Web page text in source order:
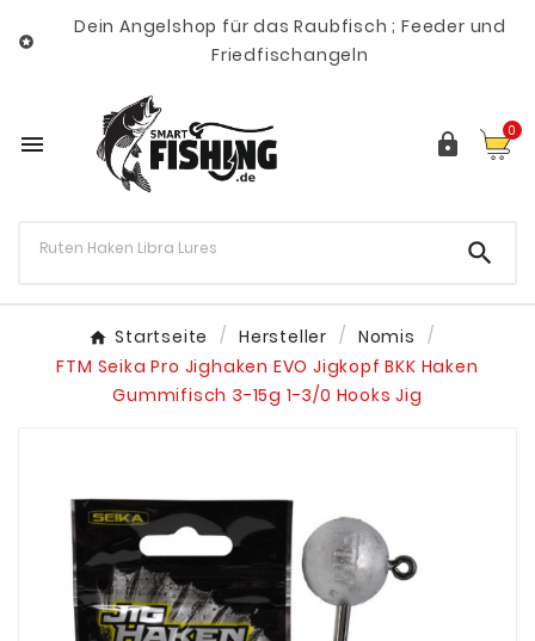

Dein Angelshop für das Raubfisch ; Feeder und
Friedfischangeln
  0

Startseite Hersteller
Nomis
FTM Seika Pro Jighaken EVO Jigkopf BKK Haken
Gummifisch 3-15g 1-3/0 Hooks Jig